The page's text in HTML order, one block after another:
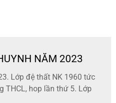
NĂM 2023
Lớp đệ thất NK 1960 tức
THCL, hop lần thứ 5. Lớp